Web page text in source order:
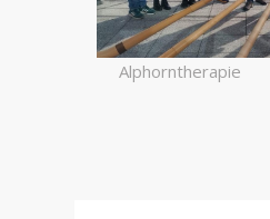
Alphorntherapie